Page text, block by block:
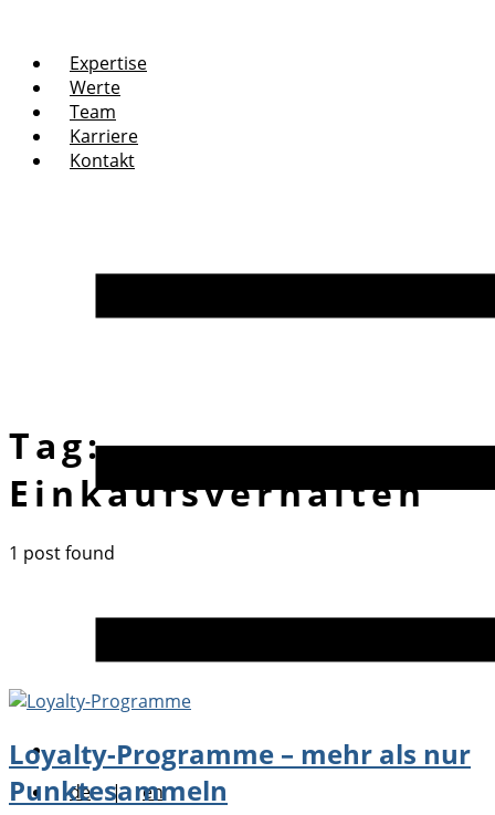
Expertise
Werte
Team
Karriere
Kontakt
de | en
Tag:
Einkaufsverhalten
1 post found
Loyalty-Programme – mehr als nur
Punktesammeln